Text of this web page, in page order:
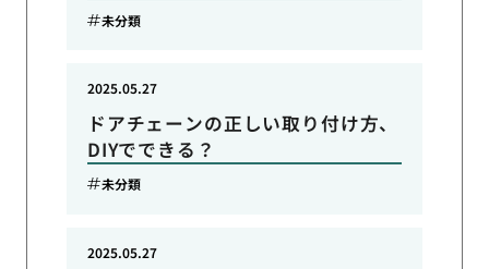
未分類
ドアチェーンの正しい取り付け方、
DIYでできる？
2025.05.27
未分類
2025.05.27